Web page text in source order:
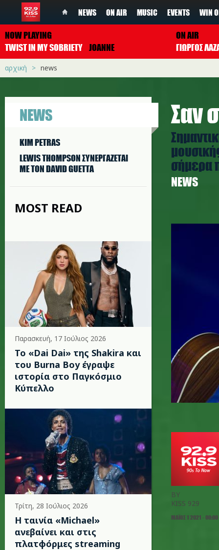
NEWS ON AIR MUSIC EVENTS WIN
NOW PLAYING
TWIST IN MY SOBRIETY JOANNE
ON AIR
ΓΙΩΡΓΟΣ
αρχική news
NEWS
KIM PETRAS
LEWIS THOMPSON ΣΥΝΕΡΓAΖΕΤΑΙ
ΜΕ ΤΟΝ DAVID GUETTA
MOST READ
Παρασκευή, 17 Ιούλιος 2026
To «Dai Dai» της Shakira και
του Burna Boy έγραψε
ιστορία στο Παγκόσμιο
Κύπελλο
Τρίτη, 28 Ιούλιος 2026
Η ταινία «Michael»
ανεβαίνει και στις
πλατφόρμες streaming
Σαν
σήμερα
NEWS
BY
KISS 929
ΜΆΙΟΣ 1 2021 - 00:00